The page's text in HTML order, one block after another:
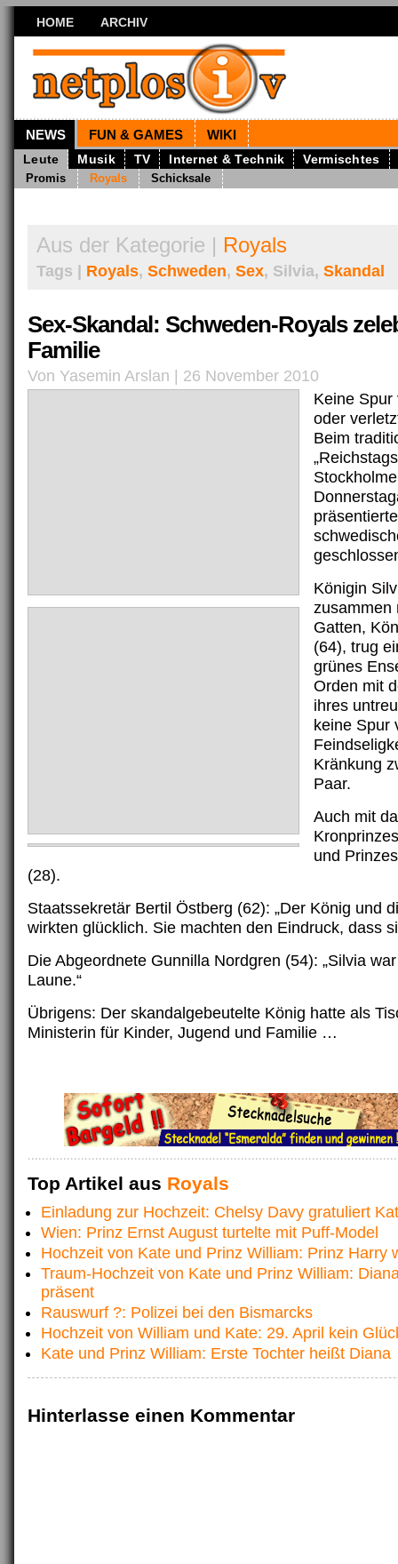
HOME ARCHIV
NEWS FUN & GAMES WIKI
Leute Musik TV Internet & Technik Vermischtes
Promis Royals Schicksale
Aus der Kategorie | Royals
Tags | Royals, Schweden, Sex, Silvia, Skandal
Sex-Skandal: Schweden-Royals
Familie
Von Yasemin Arslan | 26 November 2010
Keine Spur
oder
Beim
Königin
zusammen
Gatten,
(64), trug
grünes
Orden mit
ihres
keine Spur
Kränkung
Paar.
Auch mit
und
(28).
Staatssekretär Bertil Östberg (62): „Der König und
wirkten glücklich. Sie machten den Eindruck, dass
Die Abgeordnete Gunnilla Nordgren (54): „Silvia
Laune.“
Übrigens: Der skandalgebeutelte König hatte als
Ministerin für Kinder, Jugend und Familie …
Top Artikel aus Royals
Einladung zur Hochzeit: Chelsy Davy gratuliert
Wien: Prinz Ernst August turtelte mit Puff-Model
Hochzeit von Kate und Prinz William: Prinz Harry
Traum-Hochzeit von Kate und Prinz William:
präsent
Rauswurf ?: Polizei bei den Bismarcks
Hochzeit von William und Kate: 29. April kein
Kate und Prinz William: Erste Tochter heißt Diana
Hinterlasse einen Kommentar